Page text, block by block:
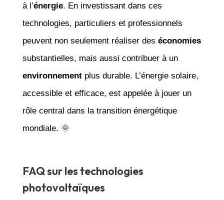
à l’énergie. En investissant dans ces
technologies, particuliers et professionnels
peuvent non seulement réaliser des économies
substantielles, mais aussi contribuer à un
environnementplus durable. L’énergie solaire,
accessible et efficace, est appelée à jouer un
rôle central dans la transition énergétique
mondiale. 🌞
FAQ sur les technologies
photovoltaïques